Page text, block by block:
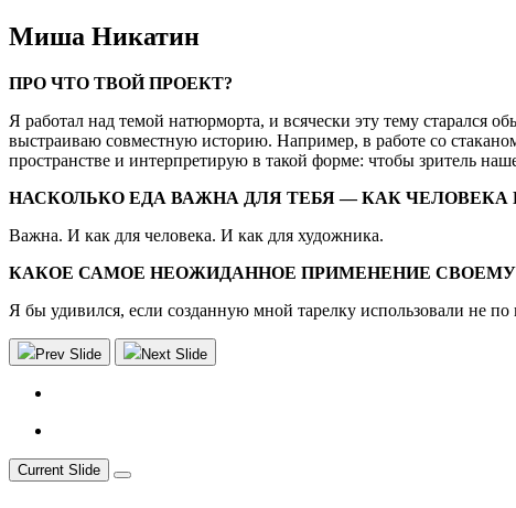
Миша Никатин
ПРО ЧТО ТВОЙ ПРОЕКТ?
Я работал над темой натюрморта, и всячески эту тему старался
выстраиваю совместную историю. Например, в работе со
пространстве и интерпретирую в такой форме: чтобы зритель
НАСКОЛЬКО ЕДА ВАЖНА ДЛЯ ТЕБЯ — КАК ЧЕЛОВЕКА
Важна. И как для человека. И как для художника.
КАКОЕ САМОЕ НЕОЖИДАННОЕ ПРИМЕНЕНИЕ
Я бы удивился, если созданную мной тарелку использовали не
Prev Slide Next Slide
Current Slide